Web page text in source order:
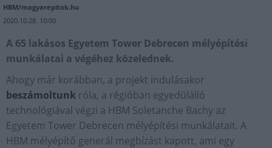
HBM/magyarepitok.hu
2020.10.28. 10:00
A 65 lakásos Egyetem Tower Debrecen mélyépítési
munkálatai a végéhez közelednek.
Ahogy már korábban, a projekt indulásakor
beszámoltunk róla, a régióban egyedülálló
technológiával végzi a HBM Soletanche Bachy az
Egyetem Tower Debrecen mélyépítési munkálatait. A
HBM mélyépítő generál megbízást kapott, ami egy